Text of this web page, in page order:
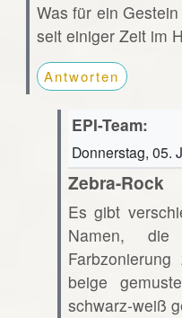
Was für ein
seit einiger Zeit im
Antworten
EPI-Team:
Donnerstag, 05.
Zebra-Rock
Es gibt
Namen,
beige
schwarz-weiß